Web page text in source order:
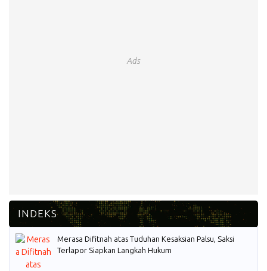
Ads
Merasa Difitnah atas Tuduhan Kesaksian Palsu, Saksi
Terlapor Siapkan Langkah Hukum